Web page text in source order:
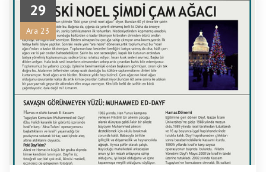
29
Ara 23